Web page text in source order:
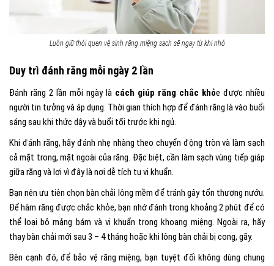
Luôn giữ thói quen vệ sinh răng miệng sạch sẽ ngay từ khi nhỏ
Duy trì đánh răng mỗi ngày 2 lần
Đánh răng 2 lần mỗi ngày là cách giúp răng chắc khỏe được nhiều
người tin tưởng và áp dụng. Thời gian thích hợp để đánh răng là vào buổi
sáng sau khi thức dậy và buổi tối trước khi ngủ.
Khi đánh răng, hãy đánh nhẹ nhàng theo chuyển động tròn và làm sạch
cả mặt trong, mặt ngoài của răng. Đặc biệt, cần làm sạch vùng tiếp giáp
giữa răng và lợi vì đây là nơi dễ tích tụ vi khuẩn.
Bạn nên ưu tiên chọn bàn chải lông mềm để tránh gây tổn thương nướu.
Để hàm răng được chắc khỏe, bạn nhớ đánh trong khoảng 2 phút để có
thể loại bỏ mảng bám và vi khuẩn trong khoang miệng. Ngoài ra, hãy
thay bàn chải mới sau 3 – 4 tháng hoặc khi lông bàn chải bị cong, gãy.
Bên cạnh đó, để bảo vệ răng miệng, bạn tuyệt đối không dùng chung